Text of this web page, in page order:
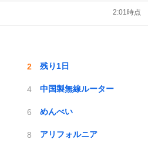
2:01時点
残り1日
中国製無線ルーター
めんべい
アリフォルニア